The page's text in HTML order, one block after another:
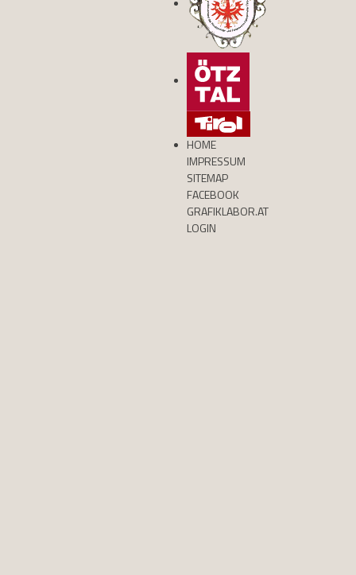
HOME
IMPRESSUM
SITEMAP
FACEBOOK
GRAFIKLABOR.AT
LOGIN